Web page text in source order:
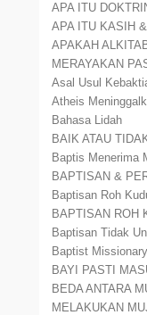
APA ITU
APA ITU KASIH
APAKAH
MERAYAKAN
Asal Usul
Atheis
Bahasa Lidah
BAIK ATAU
Baptis Menerima
BAPTISAN &
Baptisan Roh
BAPTISAN ROH
Baptisan Tidak
Baptist Missionary
BAYI PASTI
BEDA ANTARA
MELAKUKAN